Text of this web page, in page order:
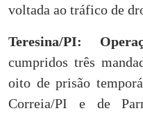
voltada ao tráfico de
Teresina/PI:
cumpridos três
oito de prisão
Correia/PI e de